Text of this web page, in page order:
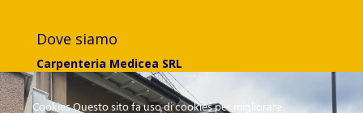
Dove siamo
Carpenteria Medicea SRL
Via G.Ungaretti 174
50041 Calenzano (FI)
Cookies Questo sito fa uso di cookies per migliorare